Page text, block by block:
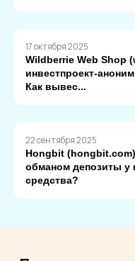
17 октября 2025
Wildberrie Web Shop
инвестпроект-
Как вывес...
22 сентября 2025
Hongbit
обманом депозиты у
средства?